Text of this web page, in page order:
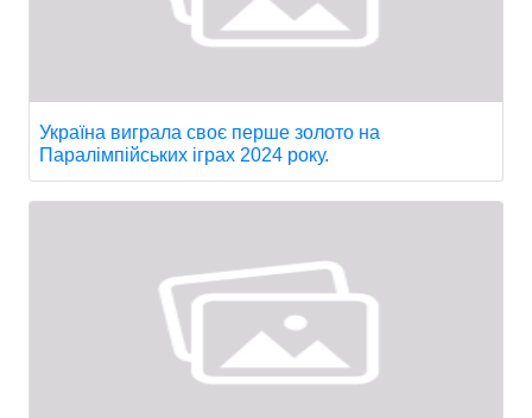
Україна виграла своє перше золото на
Паралімпійських іграх 2024 року.